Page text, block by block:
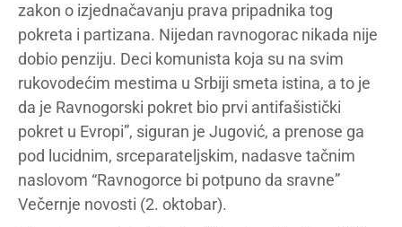
zakon o izjednačavanju prava pripadnika tog
pokreta i partizana. Nijedan ravnogorac nikada nije
dobio penziju. Deci komunista koja su na svim
rukovodećim mestima u Srbiji smeta istina, a to je
da je Ravnogorski pokret bio prvi antifašistički
pokret u Evropi”, siguran je Jugović, a prenose ga
pod lucidnim, srceparateljskim, nadasve tačnim
naslovom “Ravnogorce bi potpuno da sravne”
Večernje novosti (2. oktobar).